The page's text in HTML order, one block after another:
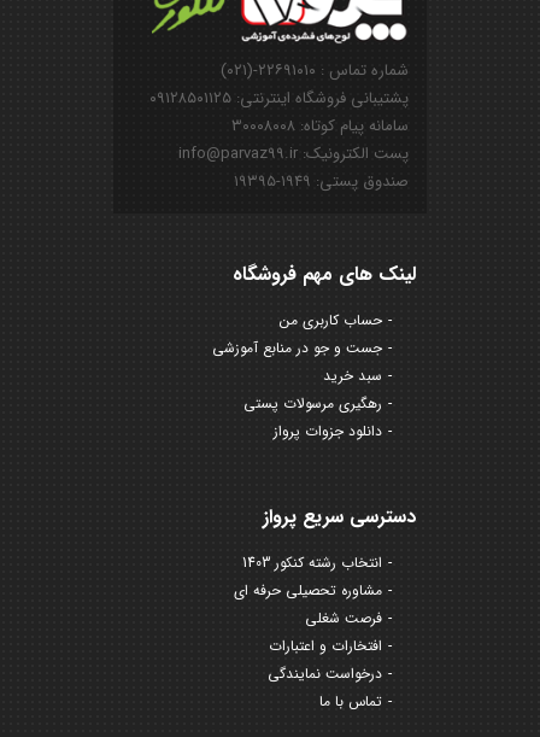
شماره تماس : ۲۲۶۹۱۰۱۰-(۰۲۱)
پشتیبانی فروشگاه اینترنتی: ۰۹۱۲۸۵۰۱۱۲۵
سامانه پیام کوتاه: ۳۰۰۰۸۰۰۸
پست الکترونیک: info@parvaz99.ir
صندوق پستی: ۱۹۴۹-۱۹۳۹۵
لینک های مهم فروشگاه
حساب کاربری من
جست و جو در منابع آموزشی
سبد خرید
رهگیری مرسولات پستی
دانلود جزوات پرواز
دسترسی سریع پرواز
انتخاب رشته کنکور 1403
مشاوره تحصیلی حرفه ای
فرصت شغلی
افتخارات و اعتبارات
درخواست نمایندگی
تماس با ما